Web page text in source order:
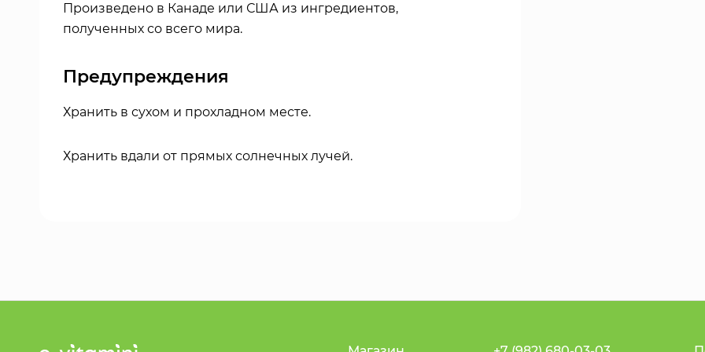
Произведено в Канаде или США из ингредиентов,
полученных со всего мира.
Предупреждения
Хранить в сухом и прохладном месте.
Хранить вдали от прямых солнечных лучей.